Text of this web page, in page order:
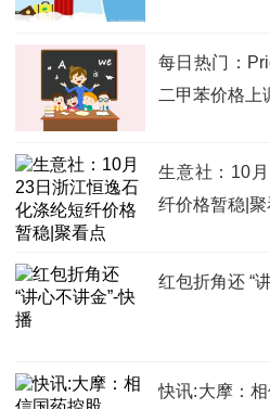
每日热门：
二甲苯价格上
生意社：10
纤价格暂稳|聚
红包折角还 “
快讯:大摩：